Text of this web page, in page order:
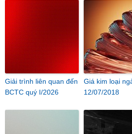
Giải trình liên quan đến
BCTC quý I/2026
Giá kim loại
12/07/2018